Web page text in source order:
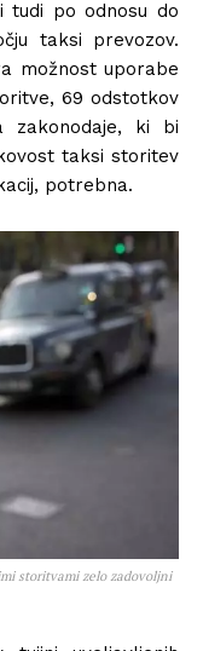
tudi po odnosu do
taksi prevozov.
možnost uporabe
69 odstotkov
zakonodaje, ki bi
taksi storitev
potrebna.
storitvami zelo zadovoljni